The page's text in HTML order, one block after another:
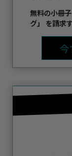
無料の小冊
グ」 を請求
今